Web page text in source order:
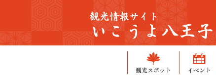
観光情報サイト
いこうよ八王
観光スポット イベント